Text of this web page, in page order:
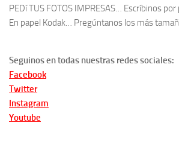
PEDí TUS FOTOS IMPRESAS… Escríbinos por
En papel Kodak… Pregúntanos los más
Seguinos en todas nuestras redes sociales:
Facebook
Twitter
Instagram
Youtube